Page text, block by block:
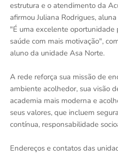
estrutura e o atendimento da
afirmou Juliana Rodrigues,
"É uma excelente oportunidade
saúde com mais motivação",
aluno da unidade Asa Norte.
A rede reforça sua missão de
ambiente acolhedor, sua visão
academia mais moderna e
seus valores, que incluem
contínua, responsabilidade
Endereços e contatos das